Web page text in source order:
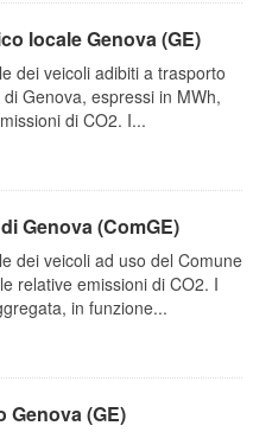
locale Genova (GE)
dei veicoli adibiti a trasporto
Genova, espressi in MWh,
di CO2. I...
Genova (ComGE)
dei veicoli ad uso del Comune
relative emissioni di CO2. I
in funzione...
(GE)